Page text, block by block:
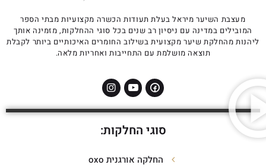
מעצבת השיער מיראל בעלת תעודות הכשרה מקצועיות מבתי הספר
המובילים במדינה עם ניסיון רב שנים בכל סוגי ההחלקות, מזמינה אותך
ליהנות מהחלקת שיער מקצועית בשילוב החומרים האיכותיים ביותר לקבלת
תוצאה מושלמת עם התחייבות ואחריות מלאה.
סוגי החלקות:
החלקה אורגנית oxo